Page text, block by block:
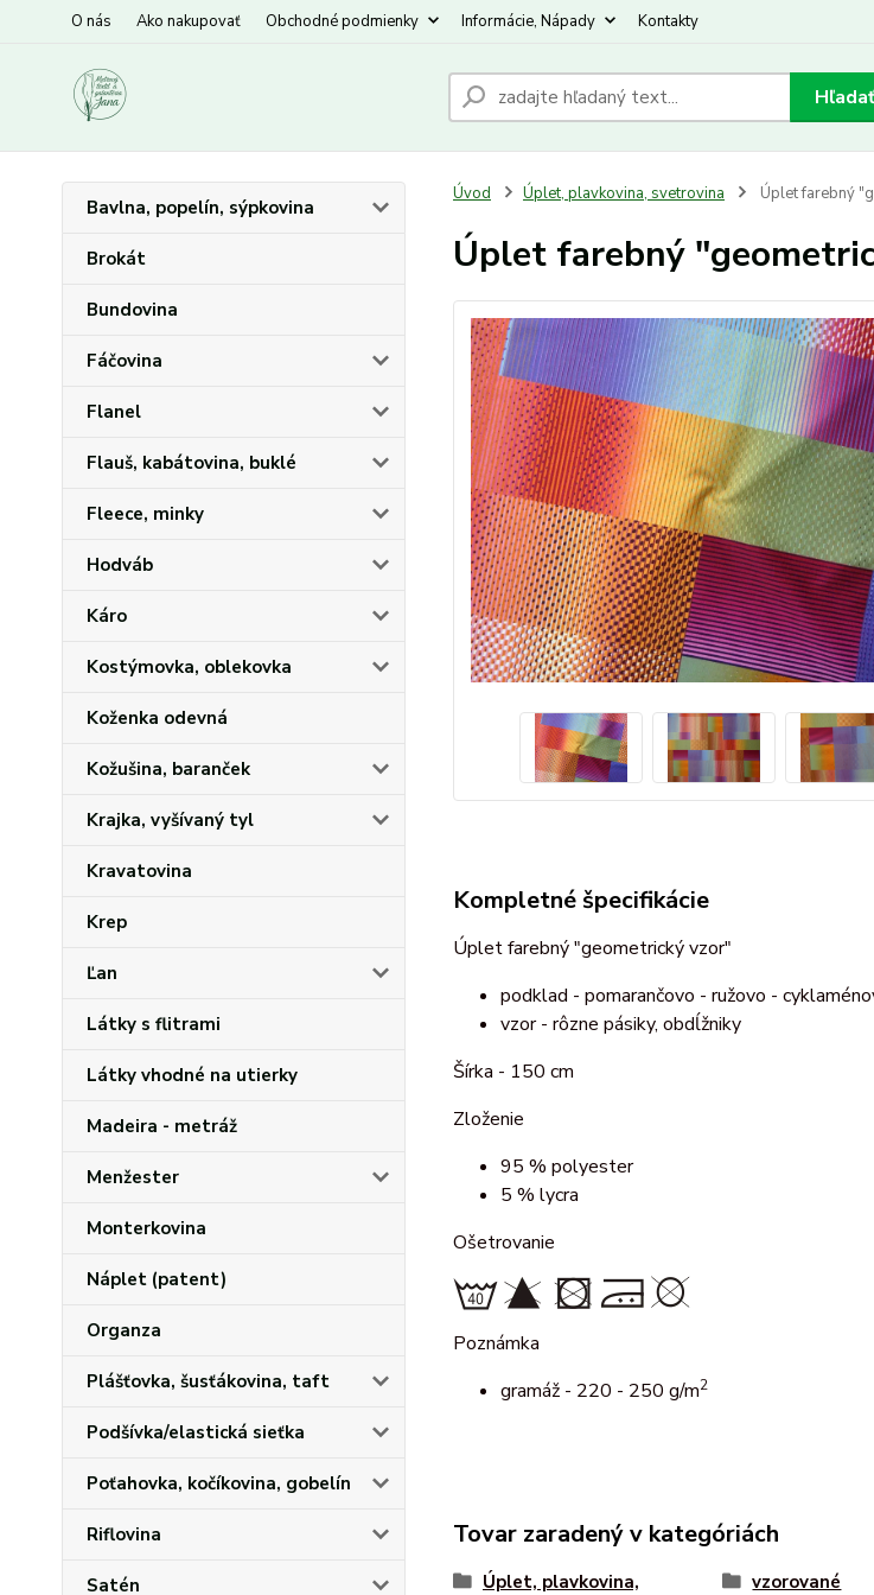
O nás Ako nakupovať Obchodné podmienky Informácie, Nápady Kontakty
Bavlna, popelín, sýpkovina
Brokát
Bundovina
Fáčovina
Flanel
Flauš, kabátovina, buklé
Fleece, minky
Hodváb
Káro
Kostýmovka, oblekovka
Koženka odevná
Kožušina, baranček
Krajka, vyšívaný tyl
Kravatovina
Krep
Ľan
Látky s flitrami
Látky vhodné na utierky
Madeira - metráž
Menžester
Monterkovina
Náplet (patent)
Organza
Plášťovka, šusťákovina, taft
Podšívka/elastická sieťka
Poťahovka, kočíkovina, gobelín
Riflovina
Satén
Úvod Úplet, plavkovina, svetrovina Úplet farebný
Úplet farebný
Kompletné špecifikácie
Úplet farebný "geometrický vzor"
podklad - pomarančovo - ružovo -
vzor - rôzne pásiky, obdĺžniky
Šírka - 150 cm
Zloženie
95 % polyester
5 % lycra
Ošetrovanie
Poznámka
gramáž - 220 - 250 g/m2
Tovar zaradený v kategóriách
Úplet, plavkovina,
vzorované